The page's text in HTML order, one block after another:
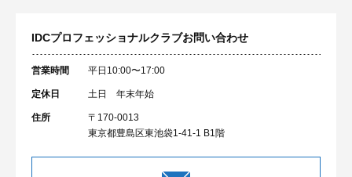
IDCプロフェッショナルクラブお問い合わせ
営業時間 平日10:00〜17:00
定休日 土日 年末年始
住所
〒170-0013
東京都豊島区東池袋1-41-1 B1階